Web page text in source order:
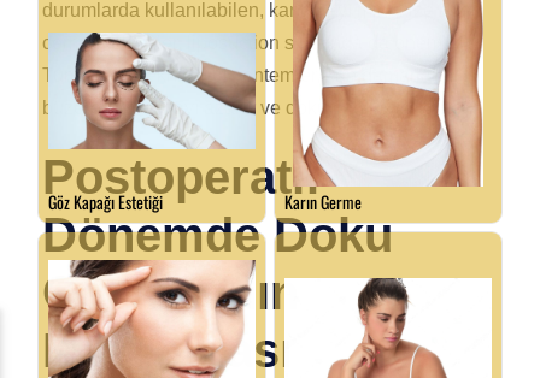
durumlarda kullanılabilen, kanamayı minimize eden
cerrahi teknikler, liposuction sırasında da önemlidir.
Tumescent teknik gibi yöntemler, kan damarlarını
büzerek kanamayı azaltır ve doku canlılığını korur.
Postoperatif
Dönemde Doku
Canlılığının
Korunması